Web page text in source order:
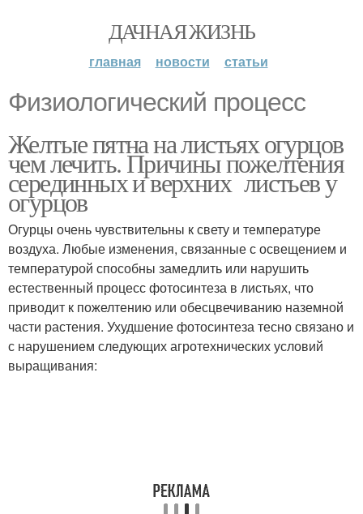
ДАЧНАЯ ЖИЗНЬ
главная новости статьи
Физиологический процесс
Желтые пятна на листьях огурцов
чем лечить. Причины пожелтения
серединных и верхних листьев у
огурцов
Огурцы очень чувствительны к свету и температуре
воздуха. Любые изменения, связанные с освещением и
температурой способны замедлить или нарушить
естественный процесс фотосинтеза в листьях, что
приводит к пожелтению или обесцвечиванию наземной
части растения. Ухудшение фотосинтеза тесно связано и
с нарушением следующих агротехнических условий
выращивания: